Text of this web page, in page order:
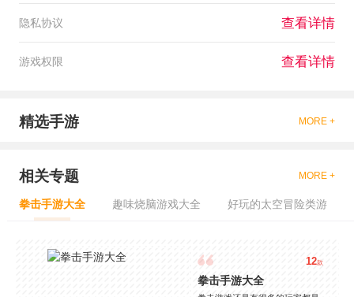
隐私协议 查看详情
游戏权限 查看详情
精选手游 MORE +
相关专题 MORE +
拳击手游大全 趣味烧脑游戏大全 好玩的太空冒险类游
12款
拳击手游大全